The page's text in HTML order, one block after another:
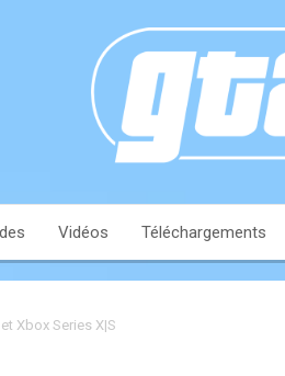
Vidéos Téléchargements
Xbox Series X|S